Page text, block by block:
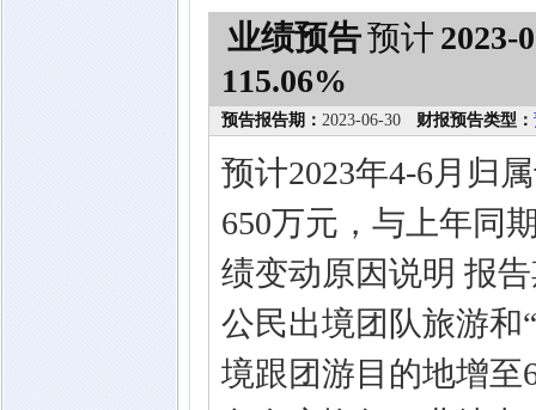
业绩预告预计 2023-
115.06%
预告报告期： 2023-06-30 财报预告类型：
预计2023年4-6月归
650万元，与上年同
绩变动原因说明 报
公民出境团队旅游和
境跟团游目的地增至